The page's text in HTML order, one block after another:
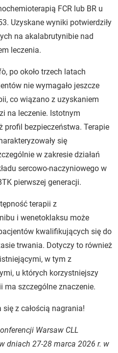
FCR lub BR u
Uzyskane wyniki potwierdziły
na akalabrutynibie nad
leczenia.
po około trzech latach
nie wymagało jeszcze
co wiązano z uzyskaniem
na leczenie. Istotnym
profil bezpieczeństwa. Terapie
się
w zakresie działań
sercowo-naczyniowego w
pierwszej generacji.
terapii z
i wenetoklaksu może
kwalifikujących się do
trwania. Dotyczy to również
w tym z
u których korzystniejszy
ma szczególne znaczenie.
z całością nagrania!
Warsaw CLL
dniach 27-28 marca 2026 r. w